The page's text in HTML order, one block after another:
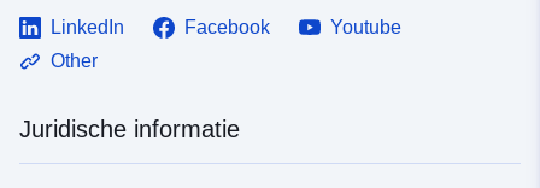
LinkedIn Facebook
Youtube
Other
Juridische informatie